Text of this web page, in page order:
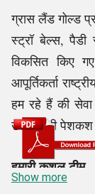
ग्रास लैंड गोल्ड
स्ट्रॉ बेल्स,
विकसित किए
आपूर्तिकर्ता
हम रहे हैं की सेवा
उत्पादों की पेशकश
हमारी कुशल टीम
Show more